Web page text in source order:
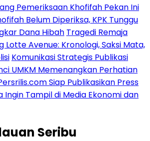
Pemeriksaan Khofifah Pekan Ini
Belum Diperiksa, KPK Tunggu
Dana Hibah Tragedi Remaja
Lotte Avenue: Kronologi, Saksi Mata,
Komunikasi Strategis Publikasi
UMKM Memenangkan Perhatian
Siap Publikasikan Press
Ingin Tampil di Media Ekonomi dan
Seribu